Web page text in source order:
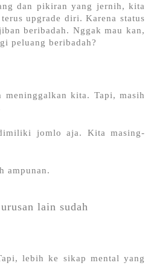
dan pikiran yang jernih, kita
upgrade diri. Karena status
beribadah. Nggak mau kan,
peluang beribadah?
meninggalkan kita. Tapi, masih
jomlo aja. Kita masing-
ampunan.
lain sudah
lebih ke sikap mental yang